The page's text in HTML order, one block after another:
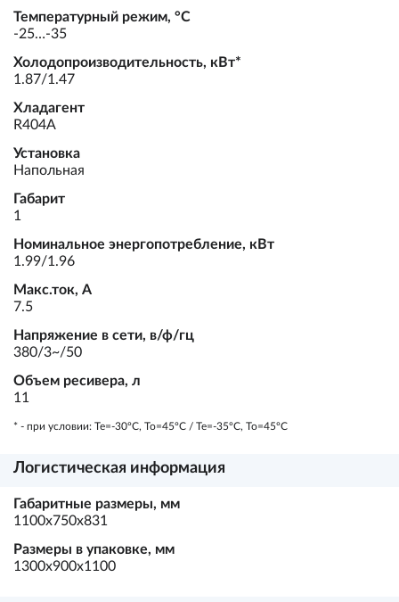
Температурный режим, °С
-25…-35
Холодопроизводительность, кВт*
1.87/1.47
Хладагент
R404A
Установка
Напольная
Габарит
1
Номинальное энергопотребление, кВт
1.99/1.96
Макс.ток, А
7.5
Напряжение в сети, в/ф/гц
380/3~/50
Объем ресивера, л
11
* - при условии: Te=-30ºC, To=45ºC / Te=-35ºC, To=45ºC
Логистическая информация
Габаритные размеры, мм
1100х750х831
Размеры в упаковке, мм
1300х900х1100